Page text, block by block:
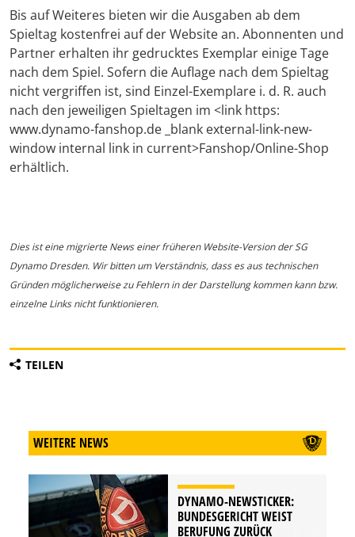
Bis auf Weiteres bieten wir die Ausgaben ab dem
Spieltag kostenfrei auf der Website an. Abonnenten und
Partner erhalten ihr gedrucktes Exemplar einige Tage
nach dem Spiel. Sofern die Auflage nach dem Spieltag
nicht vergriffen ist, sind Einzel-Exemplare i. d. R. auch
nach den jeweiligen Spieltagen im <link https:
www.dynamo-fanshop.de _blank external-link-new-
window internal link in current>Fanshop/Online-Shop
erhältlich.
Dies ist eine migrierte News einer früheren Website-Version der SG
Dynamo Dresden. Wir bitten um Verständnis, dass es aus technischen
Gründen möglicherweise zu Fehlern in der Darstellung kommen kann bzw.
einzelne Links nicht funktionieren.
TEILEN
WEITERE NEWS
DYNAMO-NEWSTICKER:
BUNDESGERICHT WEIST
BERUFUNG ZURÜCK